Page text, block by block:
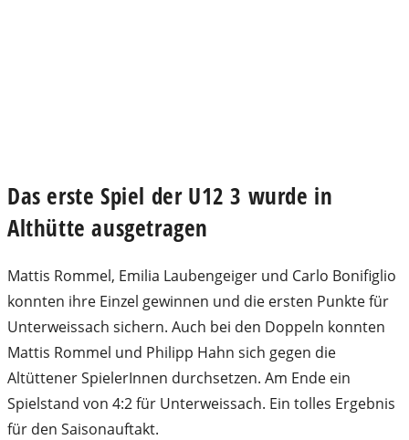
Das erste Spiel der U12 3 wurde in
Althütte ausgetragen
Mattis Rommel, Emilia Laubengeiger und Carlo Bonifiglio
konnten ihre Einzel gewinnen und die ersten Punkte für
Unterweissach sichern. Auch bei den Doppeln konnten
Mattis Rommel und Philipp Hahn sich gegen die
Altüttener SpielerInnen durchsetzen. Am Ende ein
Spielstand von 4:2 für Unterweissach. Ein tolles Ergebnis
für den Saisonauftakt.